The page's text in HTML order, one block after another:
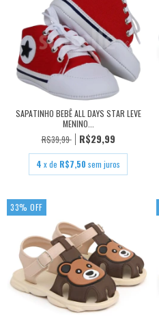
SAPATINHO BEBÊ ALL DAYS STAR LEVE
MENINO...
R$39,99
R$29,99
4 x de R$7,50 sem juros
33% OFF